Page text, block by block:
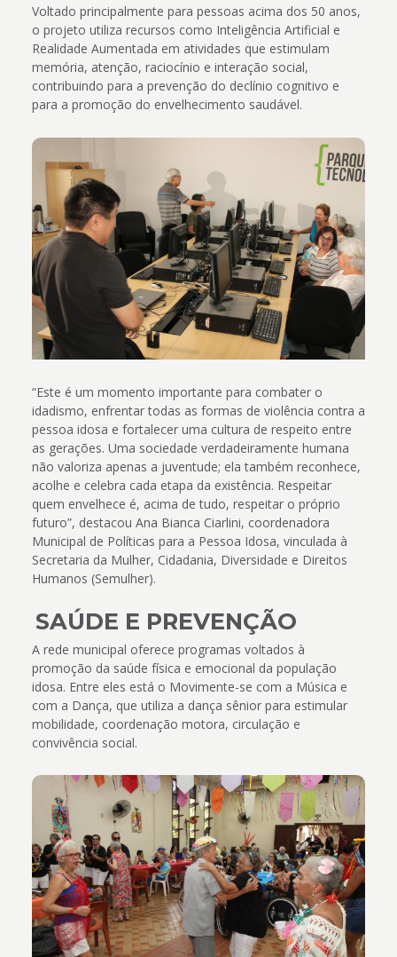
Voltado principalmente para pessoas acima dos 50 anos,
o projeto utiliza recursos como Inteligência Artificial e
Realidade Aumentada em atividades que estimulam
memória, atenção, raciocínio e interação social,
contribuindo para a prevenção do declínio cognitivo e
para a promoção do envelhecimento saudável.
“Este é um momento importante para combater o
idadismo, enfrentar todas as formas de violência contra a
pessoa idosa e fortalecer uma cultura de respeito entre
as gerações. Uma sociedade verdadeiramente humana
não valoriza apenas a juventude; ela também reconhece,
acolhe e celebra cada etapa da existência. Respeitar
quem envelhece é, acima de tudo, respeitar o próprio
futuro”, destacou Ana Bianca Ciarlini, coordenadora
Municipal de Políticas para a Pessoa Idosa, vinculada à
Secretaria da Mulher, Cidadania, Diversidade e Direitos
Humanos (Semulher).
SAÚDE E PREVENÇÃO
A rede municipal oferece programas voltados à
promoção da saúde física e emocional da população
idosa. Entre eles está o Movimente-se com a Música e
com a Dança, que utiliza a dança sênior para estimular
mobilidade, coordenação motora, circulação e
convivência social.